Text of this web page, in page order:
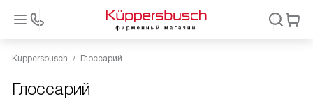
Kuppersbusch Глоссарий
Глоссарий